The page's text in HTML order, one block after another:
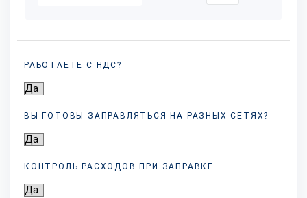
РАБОТАЕТЕ С НДС?
ВЫ ГОТОВЫ ЗАПРАВЛЯТЬСЯ НА РАЗНЫХСЕТЯХ?
КОНТРОЛЬ РАСХОДОВ ПРИ ЗАПРАВКЕ